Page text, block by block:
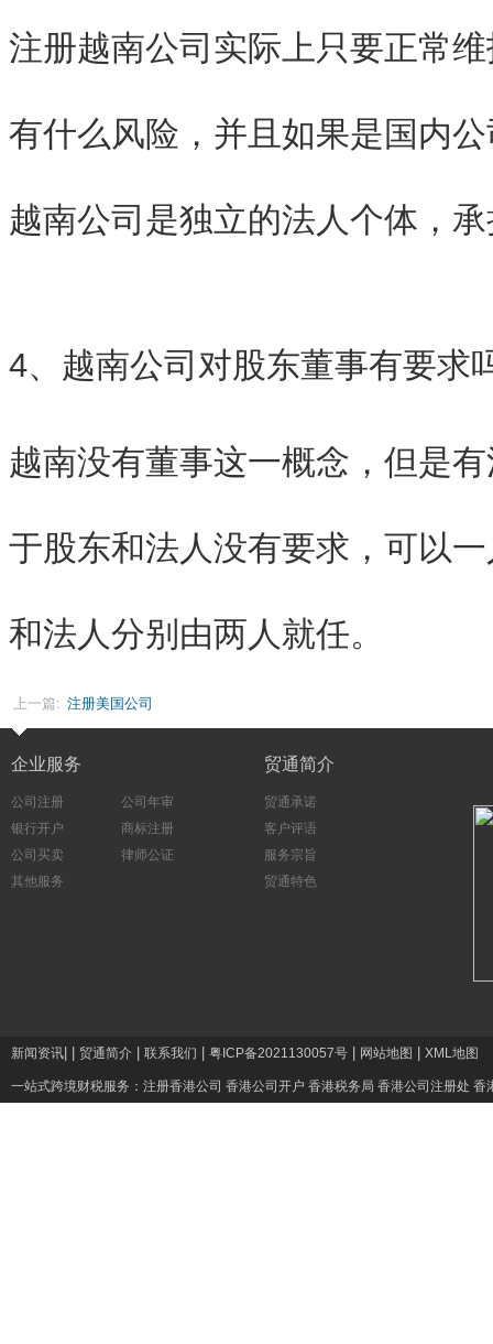
注册越南公司实际上只要正常
有什么风险，并且如果是国内
越南公司是独立的法人个体，
4、越南公司对股东董事有要求
越南没有董事这一概念，但是
于股东和法人没有要求，可以
和法人分别由两人就任。
上一篇: 注册美国公司
企业服务
公司注册
公司年审
银行开户
商标注册
公司买卖
律师公证
其他服务
贸通简介
贸通承诺
客户评语
服务宗旨
贸通特色
新闻资讯 贸通简介 联系我们 粤ICP备2021130057号 网站地图 XML地图
一站式跨境财税服务： 注册香港公司 香港公司开户 香港税务局 香港公司注册处 香